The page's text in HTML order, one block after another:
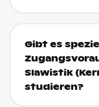
Gibt es
Slawistik
studieren?